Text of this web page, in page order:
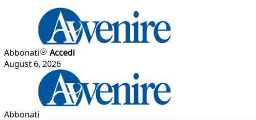
Abbonati
Accedi
August 6, 2026
Abbonati